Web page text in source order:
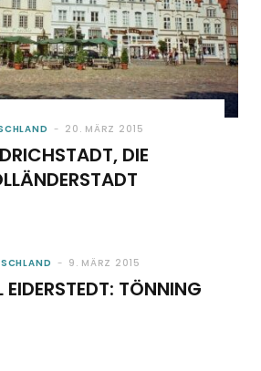
20. MÄRZ 2015
DIE
9. MÄRZ 2015
EIDERSTEDT: TÖNNING